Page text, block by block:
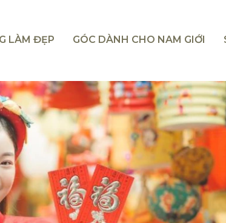
LÀM ĐẸP GÓC DÀNH CHO NAM GIỚI